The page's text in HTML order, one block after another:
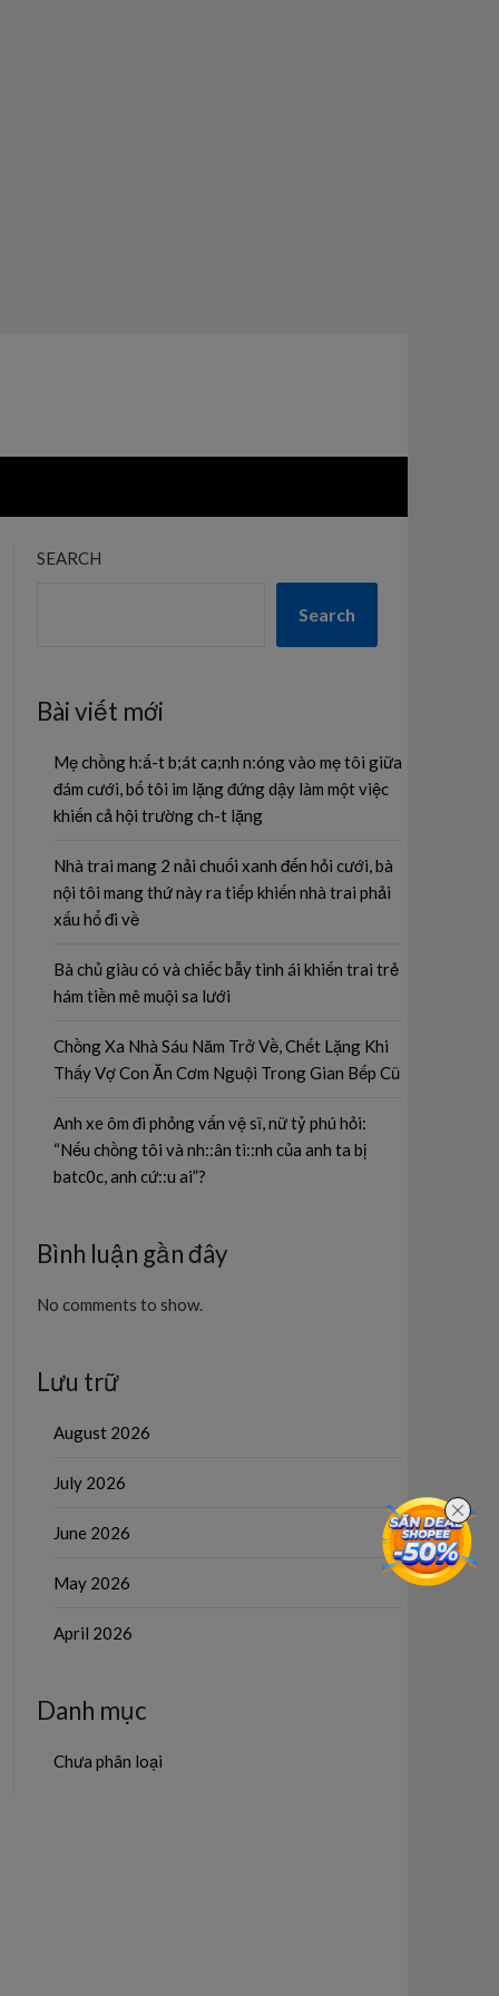
SEARCH
Search
Bài viết mới
Mẹ chồng h:ấ-t b;át ca;nh n:óng vào mẹ tôi giữa
đám cưới, bố tôi im lặng đứng dậy làm một việc
khiến cả hội trường ch-t lặng
Nhà trai mang 2 nải chuối xanh đến hỏi cưới, bà
nội tôi mang thứ này ra tiếp khiến nhà trai phải
xấu hổ đi về
Bà chủ giàu có và chiếc bẫy tình ái khiến trai trẻ
hám tiền mê muội sa lưới
Chồng Xa Nhà Sáu Năm Trở Về, Chết Lặng Khi
Thấy Vợ Con Ăn Cơm Nguội Trong Gian Bếp Cũ
Anh xe ôm đi phỏng vấn vệ sĩ, nữ tỷ phú hỏi:
“Nếu chồng tôi và nh::ân tì::nh của anh ta bị
batc0c, anh cứ::u ai”?
Bình luận gần đây
No comments to show.
Lưu trữ
August 2026
July 2026
June 2026
May 2026
April 2026
Danh mục
Chưa phân loại